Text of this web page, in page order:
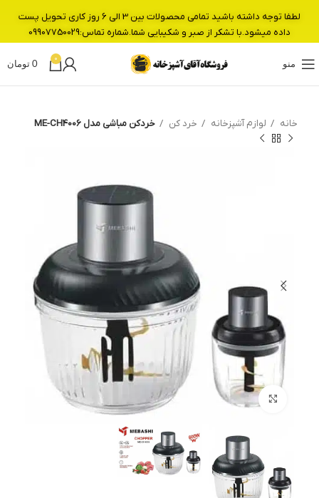
منو
0
0 تومان
خانه لوازم آشپزخانه خرد کن خردکن مباشی مدل ME-CH4006
بزرگنمایی تصویر
لطفا توجه داشته باشید تمامی محصولات بین 3 الی 6 روز کاری تحویل پست
داده میشود.با تشکر از صبر و شکیبایی شما.شماره تماس:09907750029